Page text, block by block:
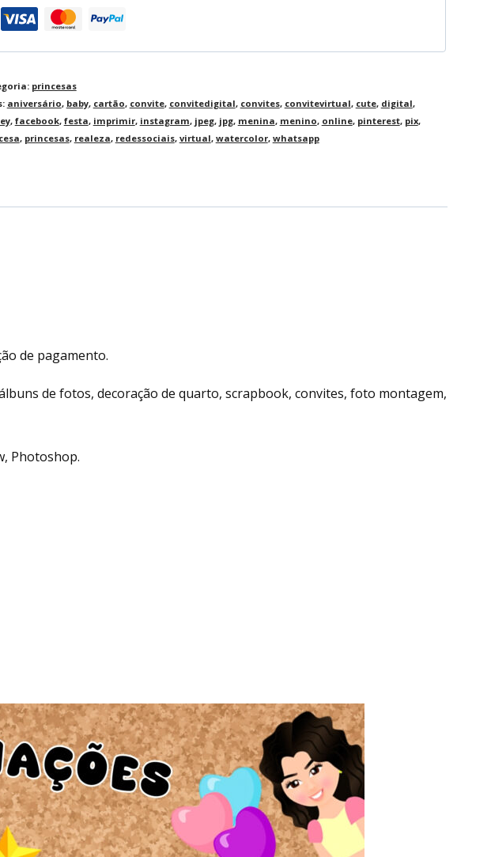
princesas
aniversário, baby, cartão, convite, convitedigital, convites, convitevirtual, cute, digital,
, facebook, festa, imprimir, instagram, jpeg, jpg, menina, menino, online, pinterest, pix,
, princesas, realeza, redessociais, virtual, watercolor, whatsapp
de pagamento.
de fotos, decoração de quarto, scrapbook, convites, foto montagem,
Photoshop.